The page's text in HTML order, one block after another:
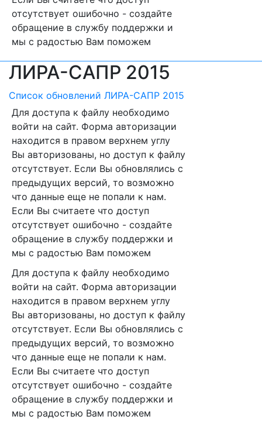
отсутствует ошибочно - создайте
обращение в службу поддержки и
мы с радостью Вам поможем
ЛИРА-САПР 2015
Список обновлений ЛИРА-САПР 2015
Для доступа к файлу необходимо
войти на сайт. Форма авторизации
находится в правом верхнем углу
Вы авторизованы, но доступ к файлу
отсутствует. Если Вы обновлялись с
предыдущих версий, то возможно
что данные еще не попали к нам.
Если Вы считаете что доступ
отсутствует ошибочно - создайте
обращение в службу поддержки и
мы с радостью Вам поможем
Для доступа к файлу необходимо
войти на сайт. Форма авторизации
находится в правом верхнем углу
Вы авторизованы, но доступ к файлу
отсутствует. Если Вы обновлялись с
предыдущих версий, то возможно
что данные еще не попали к нам.
Если Вы считаете что доступ
отсутствует ошибочно - создайте
обращение в службу поддержки и
мы с радостью Вам поможем